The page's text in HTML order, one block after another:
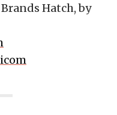
Hatch, by